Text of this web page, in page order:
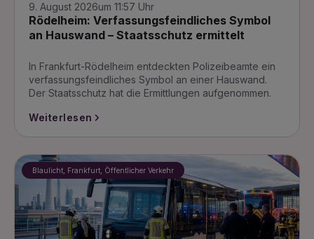
9. August 2026um 11:57 Uhr
Rödelheim: Verfassungsfeindliches Symbol
an Hauswand – Staatsschutz ermittelt
In Frankfurt-Rödelheim entdeckten Polizeibeamte ein
verfassungsfeindliches Symbol an einer Hauswand.
Der Staatsschutz hat die Ermittlungen aufgenommen.
Weiterlesen
Blaulicht, Frankfurt, Öffentlicher Verkehr